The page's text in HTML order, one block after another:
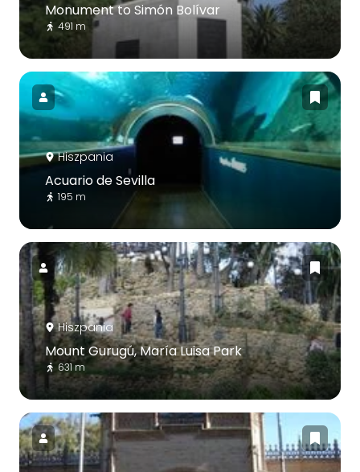
Monument to Simón Bolívar
491 m
Hiszpania
Acuario de Sevilla
195 m
Hiszpania
Mount Gurugú, María Luisa Park
631 m